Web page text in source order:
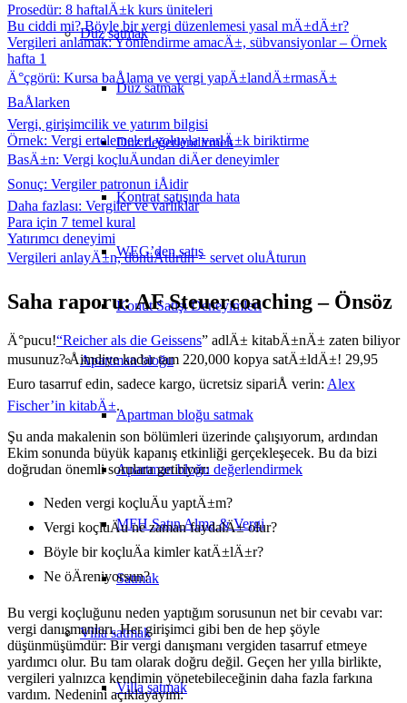
Düzsatmak
Düz satmak
Düz değerlendirmek
Kontrat satışında hata
WEG’den satış
Konut Satışı Deneyimleri
Apartman bloğu
Apartman bloğu satmak
Apartman bloğu değerlendirmek
MFH Satın Alma & Vergi
Satmak
Villasatmak
Villa satmak
Prosedür: 8 haftalÄ±k kurs üniteleri
Bu ciddi mi? Böyle bir vergi düzenlemesi yasal mÄ±dÄ±r?
Vergileri anlamak: Yönlendirme amacÄ±, sübvansiyonlar – Örnek
hafta 1
Ä°çgörü: Kursa baÅlama ve vergi yapÄ±landÄ±rmasÄ±
BaÅlarken
Vergi, girişimcilik ve yatırım bilgisi
Örnek: Vergi ertelemeleri yoluyla varlÄ±k biriktirme
BasÄ±n: Vergi koçluÄundan diÄer deneyimler
Sonuç: Vergiler patronun iÅidir
Daha fazlası: Vergiler ve varlıklar
Para için 7 temel kural
Yatırımcı deneyimi
Vergileri anlayÄ±n, dönüÅtürün = servet oluÅturun
Saha raporu: AF Steuercoaching – Önsöz
Ä°pucu!“Reicher als die Geissens” adlÄ± kitabÄ±nÄ± zaten biliyor
musunuz? Åimdiye kadar tam 220,000 kopya satÄ±ldÄ±! 29,95
Euro tasarruf edin, sadece kargo, ücretsiz sipariÅ verin: Alex
Fischer’in kitabÄ±.
Şu anda makalenin son bölümleri üzerinde çalışıyorum, ardından
Ekim sonunda büyük kapanış etkinliği gerçekleşecek. Bu da bizi
doğrudan önemli sorulara getiriyor:
Neden vergi koçluÄu yaptÄ±m?
Vergi koçluÄu ne zaman faydalÄ± olur?
Böyle bir koçluÄa kimler katÄ±lÄ±r?
Ne öÄreniyorsun?
Bu vergi koçluğunu neden yaptığım sorusunun net bir cevabı var:
vergi danışmanları. Her girişimci gibi ben de hep şöyle
düşünmüşümdür: Bir vergi danışmanı vergiden tasarruf etmeye
yardımcı olur. Bu tam olarak doğru değil. Geçen her yılla birlikte,
vergileri yalnızca kendimin yönetebileceğinin daha fazla farkına
vardım. Nedenini açıklayayım: